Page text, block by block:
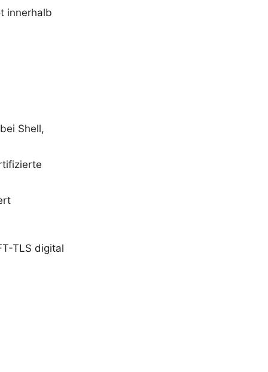
innerhalb
Shell,
TLS digital